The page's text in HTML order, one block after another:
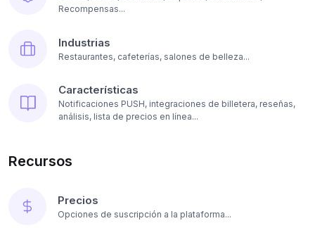
Recompensas...
Industrias
Restaurantes, cafeterías, salones de belleza...
Características
Notificaciones PUSH, integraciones de billetera, reseñas,
análisis, lista de precios en línea...
Recursos
Precios
Opciones de suscripción a la plataforma...